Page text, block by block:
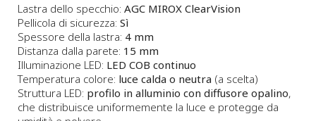
Lastra dello specchio: AGC MIROX ClearVision
Pellicola di sicurezza: Sì
Spessore della lastra: 4 mm
Distanza dalla parete: 15 mm
Illuminazione LED: LED COB continuo
Temperatura colore: luce calda o neutra (a scelta)
Struttura LED: profilo in alluminio con diffusore opalino,
che distribuisce uniformemente la luce e protegge da